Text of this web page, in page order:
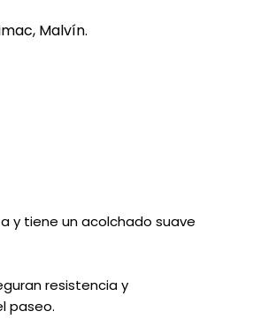
Malvín.
y tiene un acolchado suave
resistencia y
paseo.